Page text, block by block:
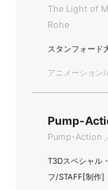
The Light of
Rohe
スタンフォー
アニメーション
Pump-
Pump-Action
T3Dスペシャル
フ/STAFF[制作]